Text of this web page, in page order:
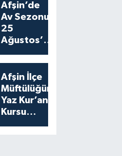
Afşin’de
Av Sezonu
25
Ağustos’ta
Avıyla
Açılıyor
Afşin İlçe
Müftülüğünden
Yaz Kur’an
Kursu